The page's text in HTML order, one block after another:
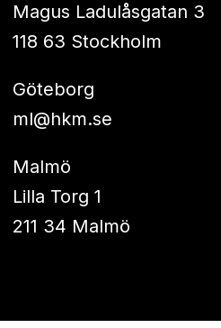
Magus Ladulåsgatan 3
118 63 Stockholm
Göteborg
ml@hkm.se
Malmö
Lilla Torg 1
211 34 Malmö